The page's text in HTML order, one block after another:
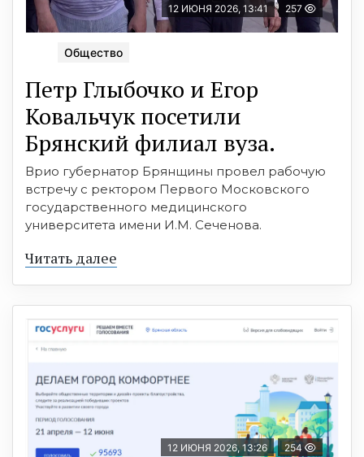
12 ИЮНЯ 2026, 13:41 257
Общество
Петр Глыбочко и Егор
Ковальчук посетили
Брянский филиал вуза.
Врио губернатор Брянщины провел рабочую
встречу с ректором Первого Московского
государственного медицинского
университета имени И.М. Сеченова.
Читать далее
12 ИЮНЯ 2026, 13:26 254